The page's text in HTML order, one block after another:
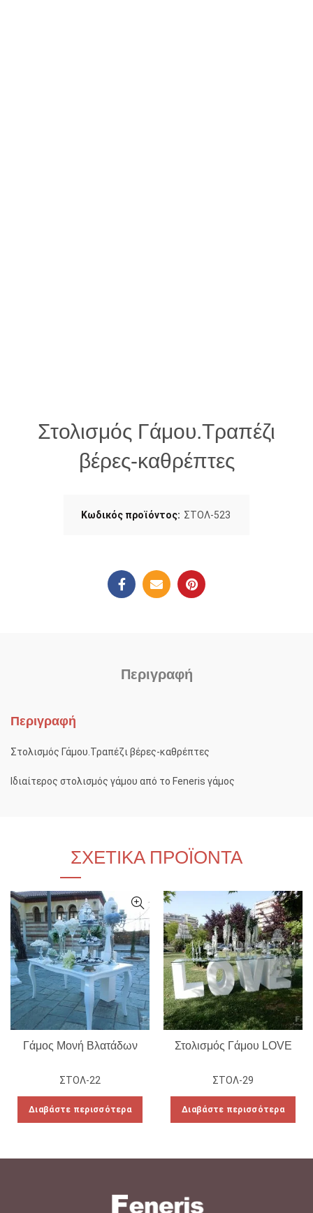
Στολισμός Γάμου.Τραπέζι
βέρες-καθρέπτες
Κωδικός προϊόντος: ΣΤΟΛ-523
Περιγραφή
Περιγραφή
Στολισμός Γάμου.Τραπέζι βέρες-καθρέπτες
Ιδιαίτερος στολισμός γάμου από το Feneris γάμος
ΣΧΕΤΙΚΆ ΠΡΟΪΌΝΤΑ
Γάμος Μονή Βλατάδων
ΣΤΟΛ-22
Διαβάστε περισσότερα
Στολισμός Γάμου LOVE
ΣΤΟΛ-29
Διαβάστε περισσότερα